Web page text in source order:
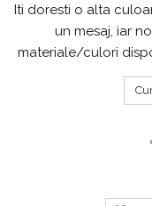
Iti doresti o alta
un mesaj, iar
materiale/culori